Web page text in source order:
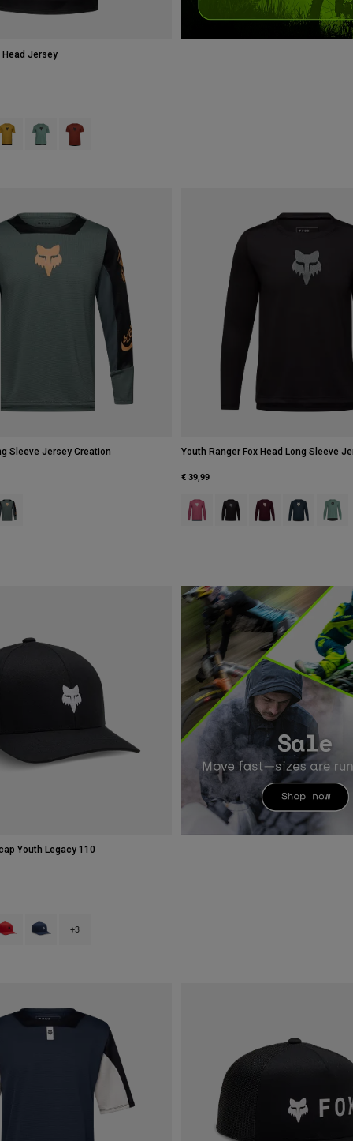
Head Jersey
type of Berry.type of Zwart.
swatch type of Brons.
Product swatch type of Dennengroen.
Product swatch type of Amber Scarlet.
Sleeve Jersey Creation
of Blush Roze.
type of Galaxy Blue.
swatch type of Salie groen.
Youth Ranger Fox Head Long Sleeve
€ 39,99
Product swatch type of Berry.
Product swatch type of
Product swatch
Product
Youth Legacy 110
of Zwart.
type of Zwart.
swatch type of Vuurrood.
Product swatch type of Middernachtblauw.
+3